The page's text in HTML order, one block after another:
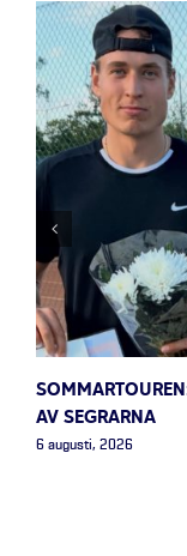
AV SEGRARNA
6 augusti, 2026